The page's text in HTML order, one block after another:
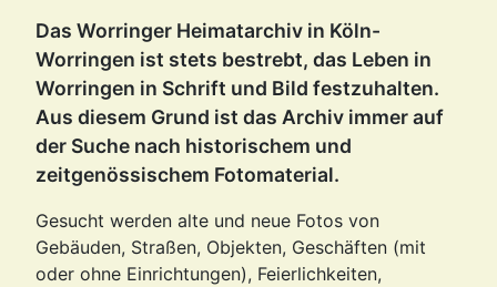
Das Worringer Heimatarchiv in Köln-
Worringen ist stets bestrebt, das Leben in
Worringen in Schrift und Bild festzuhalten.
Aus diesem Grund ist das Archiv immer auf
der Suche nach historischem und
zeitgenössischem Fotomaterial.
Gesucht werden alte und neue Fotos von
Gebäuden, Straßen, Objekten, Geschäften (mit
oder ohne Einrichtungen), Feierlichkeiten,